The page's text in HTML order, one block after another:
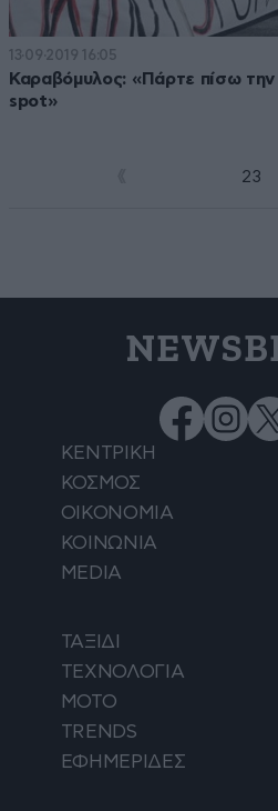
13·09·2019 16:05
Καραβόμυλος: «Πάρτε πίσω
spot»
23
ΚΕΝΤΡΙΚΗ
ΚΟΣΜΟΣ
ΟΙΚΟΝΟΜΙΑ
ΚΟΙΝΩΝΙΑ
MEDIA
ΤΑΞΙΔΙ
ΤΕΧΝΟΛΟΓΙΑ
ΜΟΤΟ
TRENDS
ΕΦΗΜΕΡΙΔΕΣ